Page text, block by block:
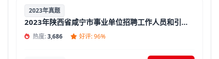
2023年真题
2023年陕西省咸宁市事业单位招聘工作人员和引进人才招聘考试《综合应用能力》真题精选汇总【答案+解析】
热度:3,686 好评: 96%